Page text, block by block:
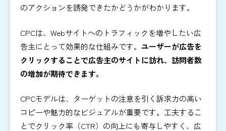
のアクションを誘発できたかどうかがわかります。
CPCは、Webサイトへのトラフィックを増やしたい広
告主にとって効果的な仕組みです。 ユーザーが広告を
クリックすることで広告主のサイトに訪れ、訪問者数
の増加が期待できます。
CPCモデルは、ターゲットの注意を引く訴求力の高い
コピーや魅力的なビジュアルが重要です。工夫するこ
とでクリック率（CTR）の向上にも寄与しやすく、広